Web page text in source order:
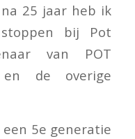
25 jaar heb ik
bij Pot
van POT
en de overige
5e generatie